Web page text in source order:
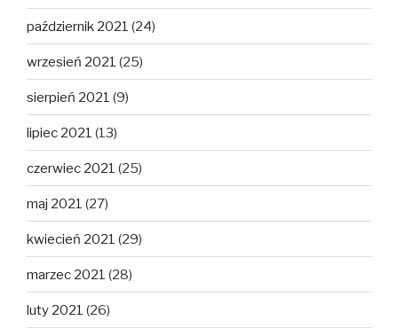
październik 2021 (24)
wrzesień 2021 (25)
sierpień 2021 (9)
lipiec 2021 (13)
czerwiec 2021 (25)
maj 2021 (27)
kwiecień 2021 (29)
marzec 2021 (28)
luty 2021 (26)